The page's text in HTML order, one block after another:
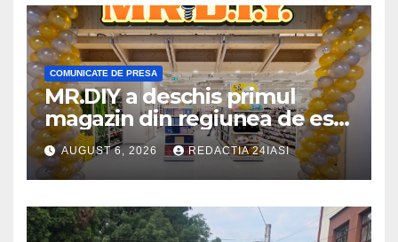
COMUNICATE DE PRESA
MR.DIY a deschis primul
magazin din regiunea de est,
la Iulius Mall Iași: peste 10.000
de produse, la prețuri
avantajoase
AUGUST 6, 2026 REDACTIA 24IASI